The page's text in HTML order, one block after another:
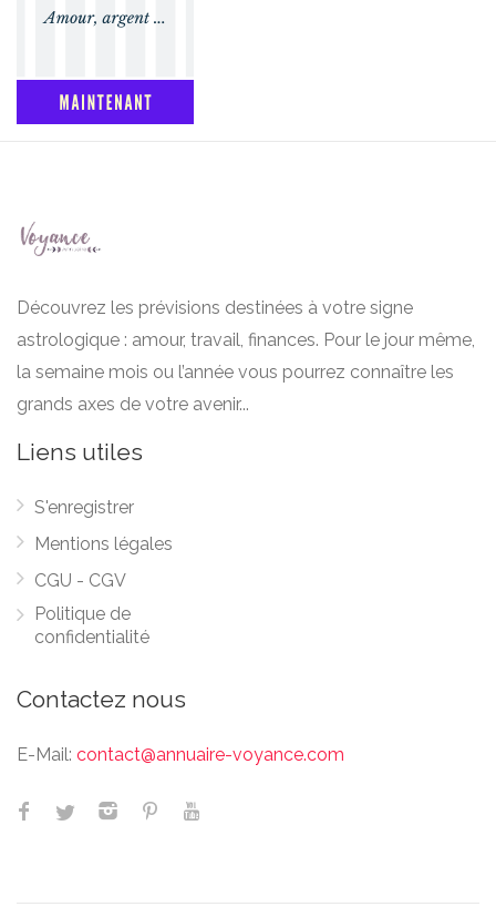
Découvrez les prévisions destinées à votre signe
astrologique : amour, travail, finances. Pour le jour même,
la semaine mois ou l’année vous pourrez connaître les
grands axes de votre avenir...
Liens utiles
S'enregistrer
Mentions légales
CGU - CGV
Politique de
confidentialité
Contactez nous
E-Mail: contact@annuaire-voyance.com